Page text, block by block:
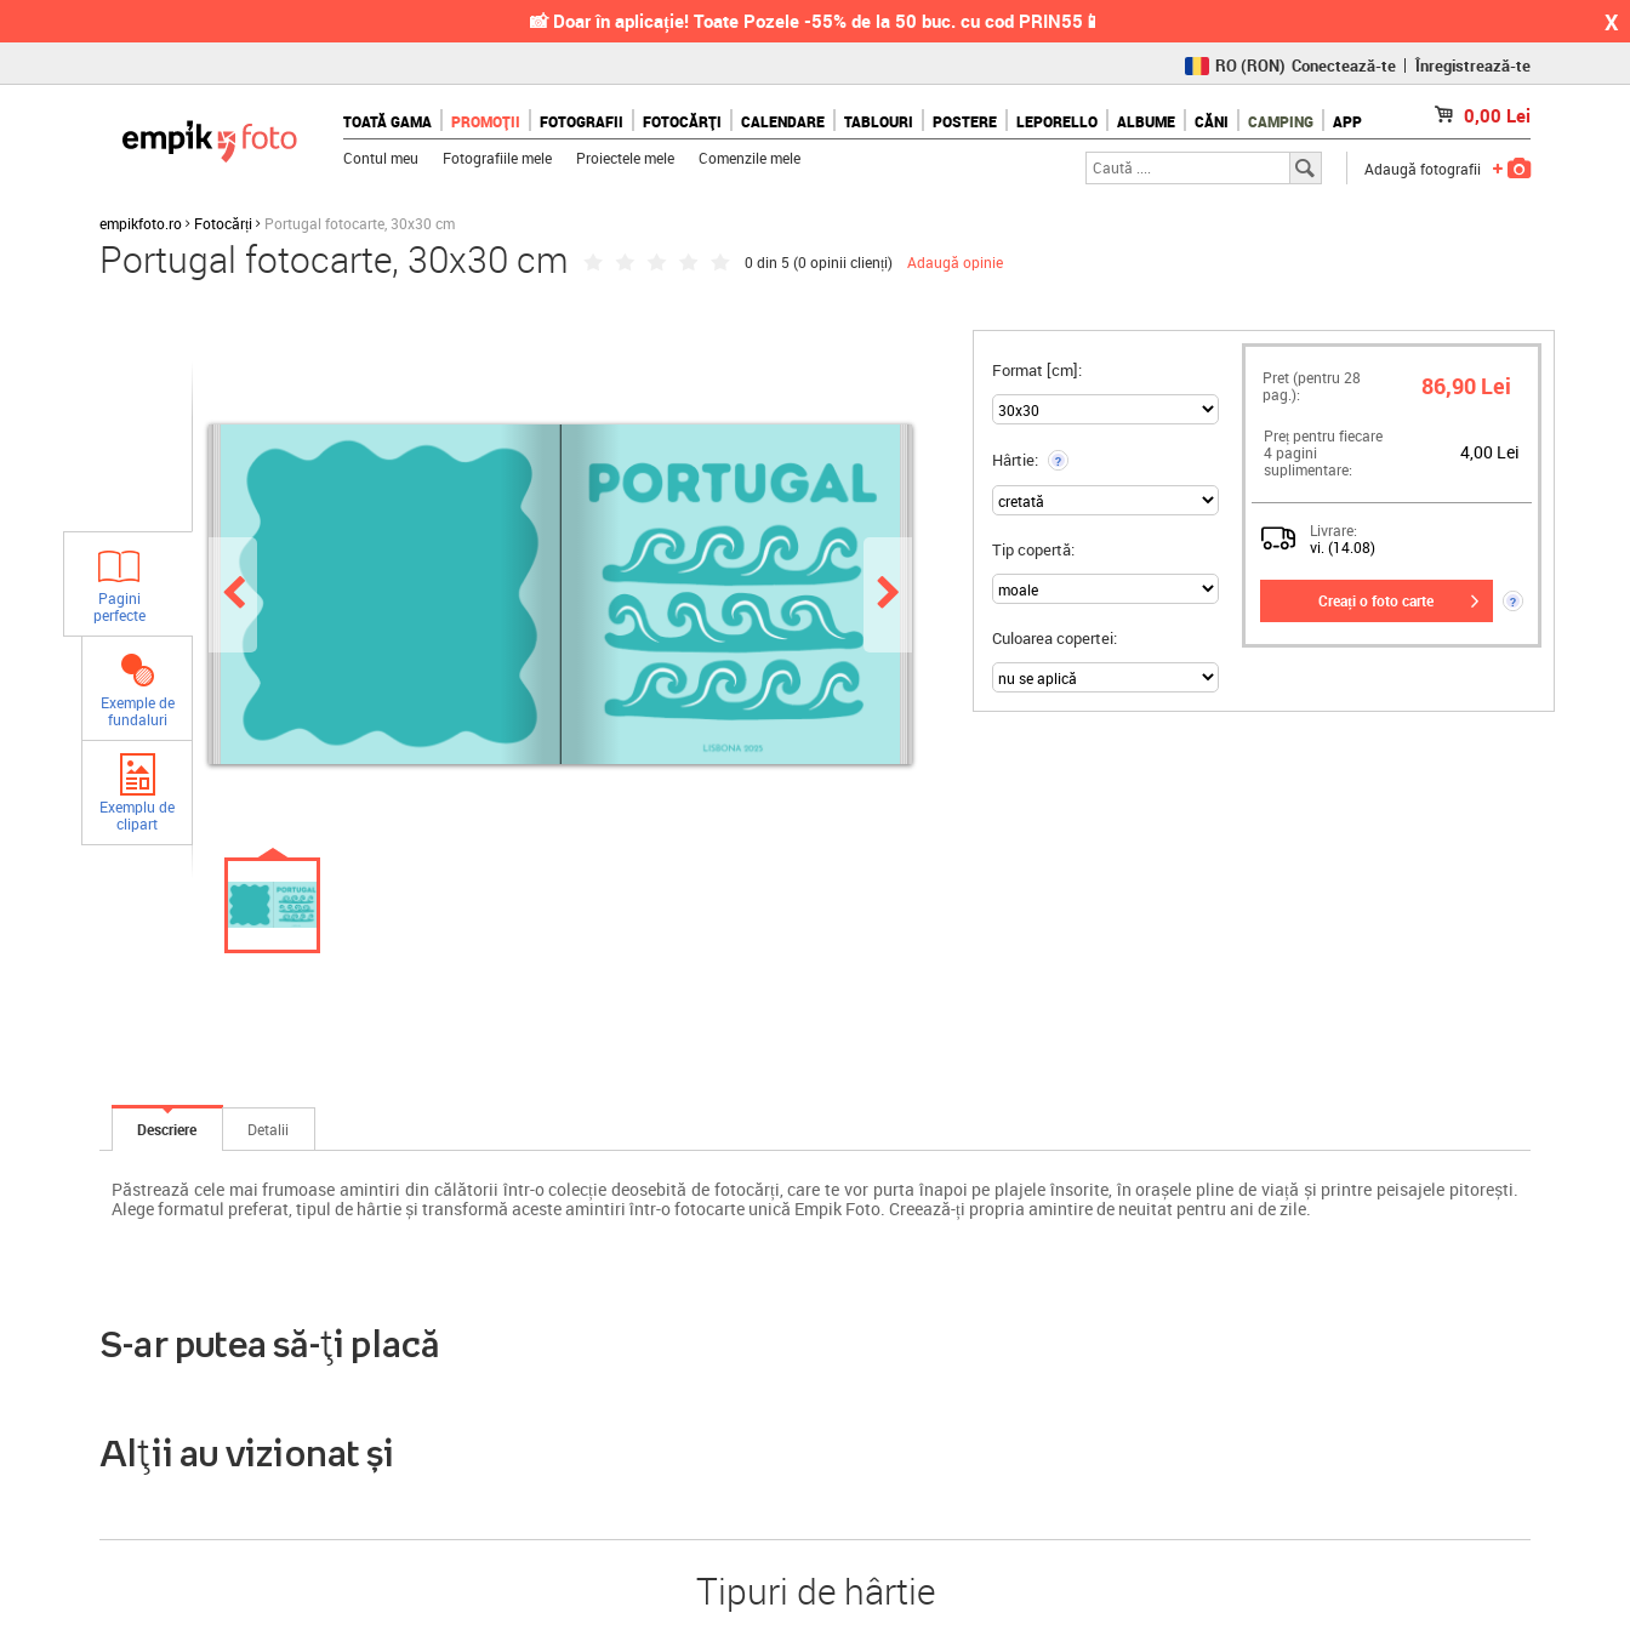
📸 Doar în aplicație! Toate Pozele -55% de la 50 buc. cu cod PRIN55📱 X
(KČ)
SK(€)
RO(RON) Conectează-te Înregistrează-te
TOATĂ GAMA PROMOȚII FOTOGRAFII FOTOCĂRȚI CALENDARE TABLOURI POSTERE LEPORELLO ALBUME CĂNI CAMPING APP 0,00 Lei
Contul meu Fotografiile mele Proiectele mele Comenzile mele
Adaugă fotografii
empikfoto.ro Fotocărți Portugal fotocarte, 30x30 cm
Portugal fotocarte, 30x30 cm 0 din 5 (0 opinii clienți) Adaugă opinie
Pagini
perfecte
Exemple de
fundaluri
Exemplu de
clipart
Format [cm]:
Hârtie: ?
Tip copertă:
Culoarea copertei:
Pret (pentru 28
pag.):
86,90 Lei
Preț pentru fiecare
4 pagini
suplimentare:
4,00 Lei
Livrare:
vi. (14.08)
creați o foto carte ?
Descriere Detalii
Păstrează cele mai frumoase amintiri din călătorii într-o colecție deosebită de fotocărți, care te vor purta înapoi pe plajele însorite, în orașele pline de viață și printre peisajele pitorești.
Alege formatul preferat, tipul de hârtie și transformă aceste amintiri într-o fotocarte unică Empik Foto. Creează-ți propria amintire de neuitat pentru ani de zile.
S-ar putea să-ți placă
Alții au vizionat și
Tipuri de hârtie